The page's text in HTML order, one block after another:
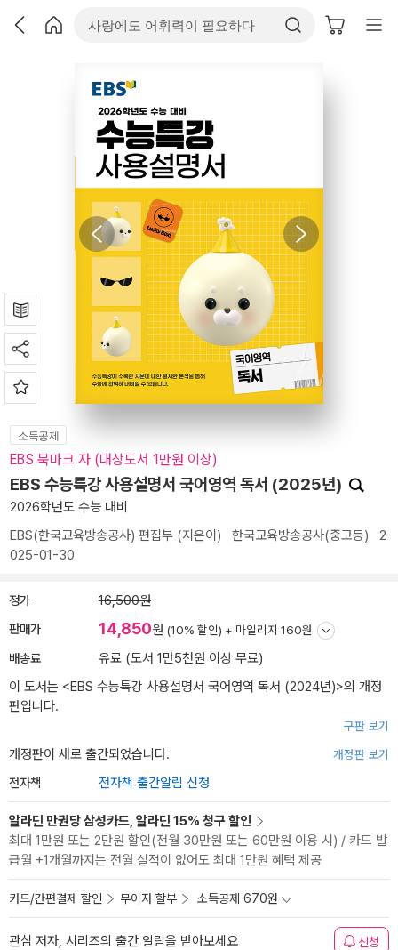
소득공제
EBS 북마크 자 (대상도서 1만원 이상)
EBS 수능특강 사용설명서 국어영역 독서 (2025년)
2026학년도 수능 대비
EBS(한국교육방송공사) 편집부 (지은이) 한국교육방송공사(중고등) 2
025-01-30
정가 16,500원
판매가 14,850원 (10% 할인) + 마일리지 160원
배송료
유료 (도서 1만5천원 이상 무료)
이 도서는 <EBS 수능특강 사용설명서 국어영역 독서 (2024년)>의 개정
판입니다.
구판 보기
개정판이 새로 출간되었습니다. 개정판 보기
전자책 전자책 출간알림 신청
알라딘 만권당 삼성카드, 알라딘 15% 청구 할인
최대 1만원 또는 2만원 할인(전월 30만원 또는 60만원 이용 시) / 카드 발
급월 +1개월까지는 전월 실적이 없어도 최대 1만원 혜택 제공
카드/간편결제 할인 무이자 할부 소득공제 670원
관심 저자, 시리즈의 출간 알림을 받아보세요 신청